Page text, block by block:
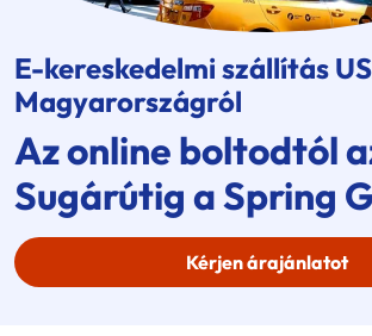
E-kereskedelmi szállítás
Magyarországról
Az online boltodtól
Sugárútig aSpring
Kérjen árajánlatot